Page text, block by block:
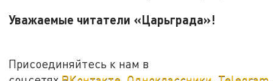
Уважаемые читатели «Царьграда»!
Присоединяйтесь к нам в